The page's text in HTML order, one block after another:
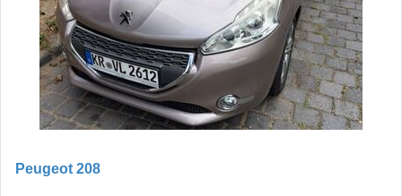
Peugeot 208